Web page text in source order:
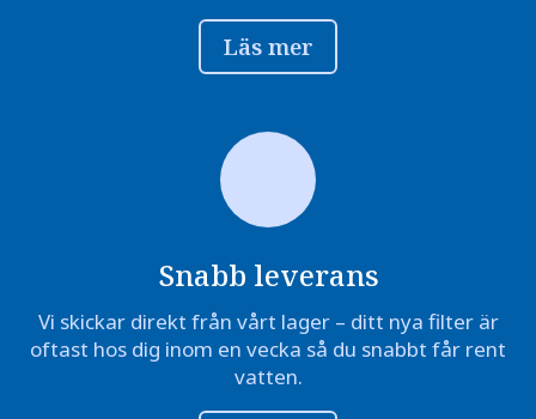
Läs mer
Snabb leverans
Vi skickar direkt från vårt lager – ditt nya filter är
oftast hos dig inom en vecka så du snabbt får rent
vatten.